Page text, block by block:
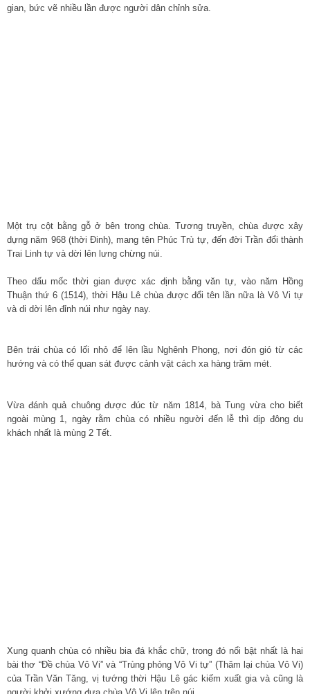
gian, bức vẽ nhiều lần được người dân chỉnh sửa.
Một trụ cột bằng gỗ ở bên trong chùa. Tương truyền, chùa được xây
dựng năm 968 (thời Đinh), mang tên Phúc Trù tự, đến đời Trần đổi thành
Trai Linh tự và dời lên lưng chừng núi.
Theo dấu mốc thời gian được xác định bằng văn tự, vào năm Hồng
Thuận thứ 6 (1514), thời Hậu Lê chùa được đổi tên lần nữa là Vô Vi tự
và di dời lên đỉnh núi như ngày nay.
Bên trái chùa có lối nhỏ để lên lầu Nghênh Phong, nơi đón gió từ các
hướng và có thể quan sát được cảnh vật cách xa hàng trăm mét.
Vừa đánh quả chuông được đúc từ năm 1814, bà Tung vừa cho biết
ngoài mùng 1, ngày rằm chùa có nhiều người đến lễ thì dịp đông du
khách nhất là mùng 2 Tết.
Xung quanh chùa có nhiều bia đá khắc chữ, trong đó nổi bật nhất là hai
bài thơ “Đề chùa Vô Vi” và “Trùng phỏng Vô Vi tự” (Thăm lại chùa Vô Vi)
của Trần Văn Tăng, vị tướng thời Hậu Lê gác kiếm xuất gia và cũng là